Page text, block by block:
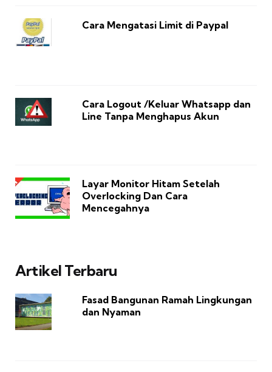
Cara Mengatasi Limit di Paypal
Cara Logout /Keluar Whatsapp dan
Line Tanpa Menghapus Akun
Layar Monitor Hitam Setelah
Overlocking Dan Cara
Mencegahnya
Artikel Terbaru
Fasad Bangunan Ramah Lingkungan
dan Nyaman